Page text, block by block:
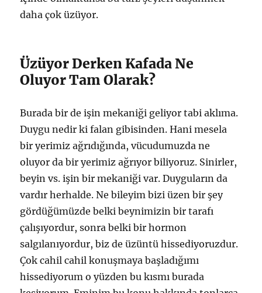
daha çok üzüyor.
Üzüyor Derken Kafada Ne
Oluyor Tam Olarak?
Burada bir de işin mekaniği geliyor tabi aklıma.
Duygu nedir ki falan gibisinden. Hani mesela
bir yerimiz ağrıdığında, vücudumuzda ne
oluyor da bir yerimiz ağrıyor biliyoruz. Sinirler,
beyin vs. işin bir mekaniği var. Duyguların da
vardır herhalde. Ne bileyim bizi üzen bir şey
gördüğümüzde belki beynimizin bir tarafı
çalışıyordur, sonra belki bir hormon
salgılanıyordur, biz de üzüntü hissediyoruzdur.
Çok cahil cahil konuşmaya başladığımı
hissediyorum o yüzden bu kısmı burada